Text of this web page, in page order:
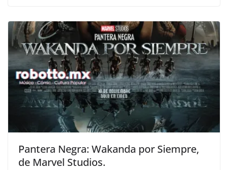
Pantera Negra: Wakanda por Siempre,
de Marvel Studios.